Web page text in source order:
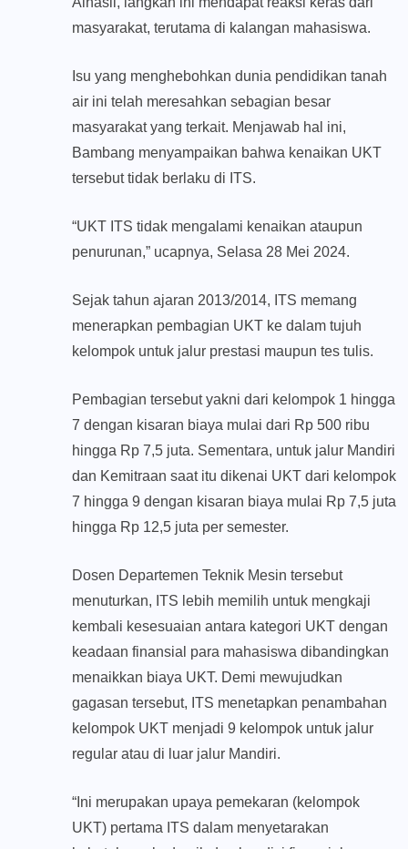
masyarakat, terutama di kalangan mahasiswa.
Isu yang menghebohkan dunia pendidikan tanah
air ini telah meresahkan sebagian besar
masyarakat yang terkait. Menjawab hal ini,
Bambang menyampaikan bahwa kenaikan UKT
tersebut tidak berlaku di ITS.
“UKT ITS tidak mengalami kenaikan ataupun
penurunan,” ucapnya, Selasa 28 Mei 2024.
Sejak tahun ajaran 2013/2014, ITS memang
menerapkan pembagian UKT ke dalam tujuh
kelompok untuk jalur prestasi maupun tes tulis.
Pembagian tersebut yakni dari kelompok 1 hingga
7 dengan kisaran biaya mulai dari Rp 500 ribu
hingga Rp 7,5 juta. Sementara, untuk jalur Mandiri
dan Kemitraan saat itu dikenai UKT dari kelompok
7 hingga 9 dengan kisaran biaya mulai Rp 7,5 juta
hingga Rp 12,5 juta per semester.
Dosen Departemen Teknik Mesin tersebut
menuturkan, ITS lebih memilih untuk mengkaji
kembali kesesuaian antara kategori UKT dengan
keadaan finansial para mahasiswa dibandingkan
menaikkan biaya UKT. Demi mewujudkan
gagasan tersebut, ITS menetapkan penambahan
kelompok UKT menjadi 9 kelompok untuk jalur
regular atau di luar jalur Mandiri.
“Ini merupakan upaya pemekaran (kelompok
UKT) pertama ITS dalam menyetarakan